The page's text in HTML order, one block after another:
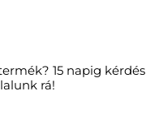
15 napig kérdés
rá!